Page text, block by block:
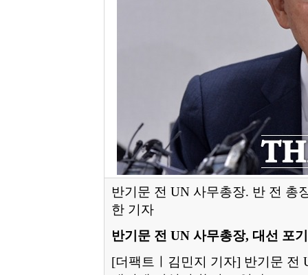
반기문 전 UN 사무총장. 반 전 총
한 기자
반기문 전 UN 사무총장, 대선 포
[더팩트ㅣ김민지 기자] 반기문 전